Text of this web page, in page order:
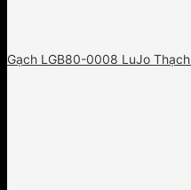
Gạch LGB80-0008 LuJo